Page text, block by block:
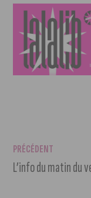
PRÉCÉDENT